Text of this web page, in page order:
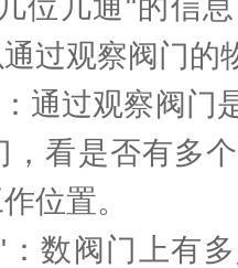
位几通"的信
过观察阀门的
通过观察阀门
，看是否有多
位置。
：数阀门上有